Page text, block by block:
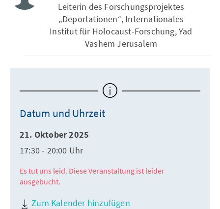
Leiterin des Forschungsprojektes
„Deportationen“, Internationales
Institut für Holocaust-Forschung, Yad
Vashem Jerusalem
Datum und Uhrzeit
21. Oktober 2025
17:30 - 20:00 Uhr
Es tut uns leid. Diese Veranstaltung ist leider
ausgebucht.
Zum Kalender hinzufügen